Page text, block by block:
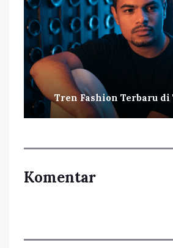
Tren Fashion Terbaru
Komentar